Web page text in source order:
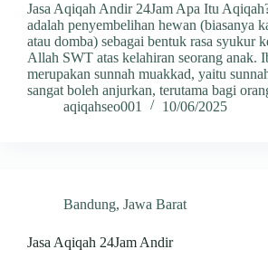
Jasa Aqiqah Andir 24Jam Apa Itu
adalah penyembelihan hewan (biasanya
atau domba) sebagai bentuk rasa syukur
Allah SWT atas kelahiran seorang anak.
merupakan sunnah muakkad, yaitu
sangat boleh anjurkan, terutama bagi
aqiqahseo001
10/06/2025
Bandung, Jawa Barat
Jasa Aqiqah 24Jam Andir